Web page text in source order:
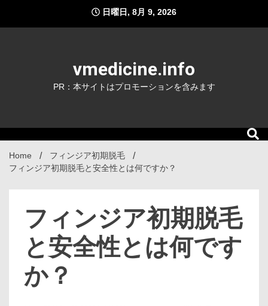
content
日曜日, 8月 9, 2026
vmedicine.info
PR：本サイトはプロモーションを含みます
Home
フィンジア初期脱毛
フィンジア初期脱毛と安全性とは何ですか？
フィンジア初期脱毛
と安全性とは何です
か？